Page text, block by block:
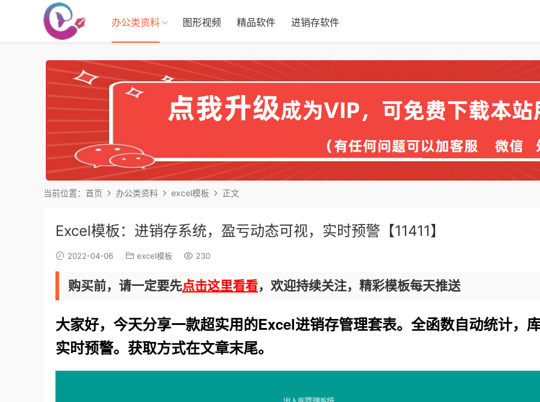
办公类资料 图形视频 精品软件 进销存软件
当前位置： 首页 办公类资料 excel模板 正文
Excel模板：进销存系统，盈亏动态可视，实时预警【11411】
2022-04-06 excel模板 230
购买前，请一定要先点击这里看看，欢迎持续关注，精彩模板每天推送
大家好，今天分享一款超实用的Excel进销存管理套表。全函数自动统计，
实时预警。获取方式在文章末尾。